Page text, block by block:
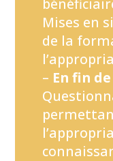
Mises en
de la
– En fin